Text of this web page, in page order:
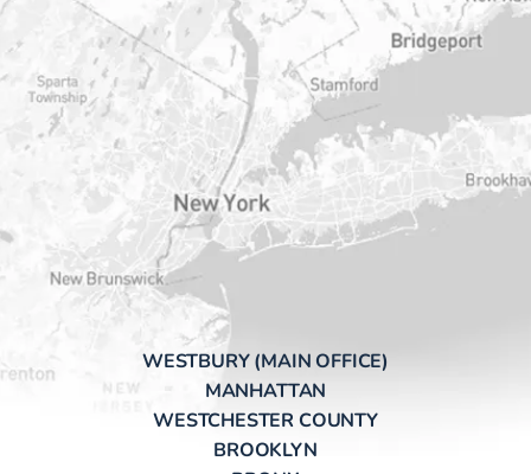
WESTBURY (MAIN OFFICE)
MANHATTAN
WESTCHESTER COUNTY
BROOKLYN